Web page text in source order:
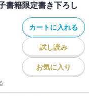
書籍限定書き下ろし
カートに入れる
試し読み
お気に入り